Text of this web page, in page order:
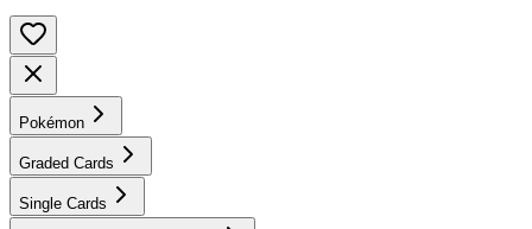
Pokémon
Graded Cards
Single Cards